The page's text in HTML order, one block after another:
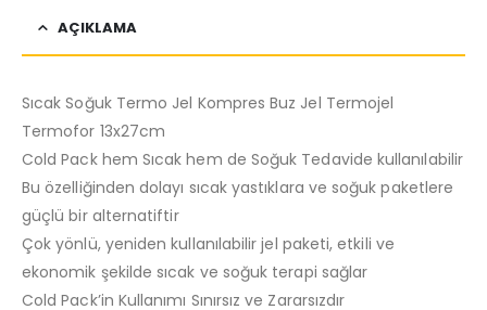
AÇIKLAMA
Sıcak Soğuk Termo Jel Kompres Buz Jel Termojel
Termofor 13x27cm
Cold Pack hem Sıcak hem de Soğuk Tedavide kullanılabilir
Bu özelliğinden dolayı sıcak yastıklara ve soğuk paketlere
güçlü bir alternatiftir
Çok yönlü, yeniden kullanılabilir jel paketi, etkili ve
ekonomik şekilde sıcak ve soğuk terapi sağlar
Cold Pack’in Kullanımı Sınırsız ve Zararsızdır